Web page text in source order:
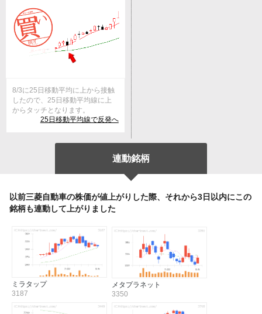
8/3に25日移動平均に上から接触
したので、25日移動平均線に上
からタッチとなります。
25日移動平均線で反発へ
連動銘柄
以前三菱自動車の株価が値上がりした際、それから3日以内にこの
銘柄も連動して上がりました
ミラタップ
3187
メタプラネット
3350